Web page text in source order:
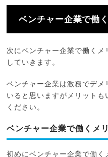
ベンチャー企業で働
次にベンチャー企業で働くメ
していきます。
ベンチャー企業は激務でデメ
いると思いますがメリットも
ください。
ベンチャー企業で働くメ
初めにベンチャー企業で働く